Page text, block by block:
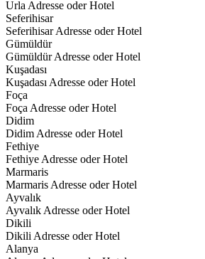
Urla Adresse oder Hotel
Seferihisar
Seferihisar Adresse oder Hotel
Gümüldür
Gümüldür Adresse oder Hotel
Kuşadası
Kuşadası Adresse oder Hotel
Foça
Foça Adresse oder Hotel
Didim
Didim Adresse oder Hotel
Fethiye
Fethiye Adresse oder Hotel
Marmaris
Marmaris Adresse oder Hotel
Ayvalık
Ayvalık Adresse oder Hotel
Dikili
Dikili Adresse oder Hotel
Alanya